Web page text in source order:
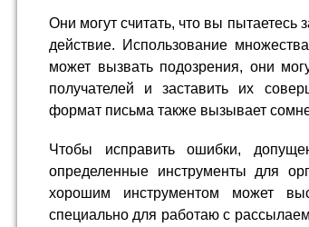
Они могут считать, что вы пытаетесь
действие. Использование
может вызвать подозрения, они
получателей и заставить их
формат письма также вызывает
Чтобы исправить ошибки,
определенные инструменты для
хорошим инструментом может
специально для работаю с